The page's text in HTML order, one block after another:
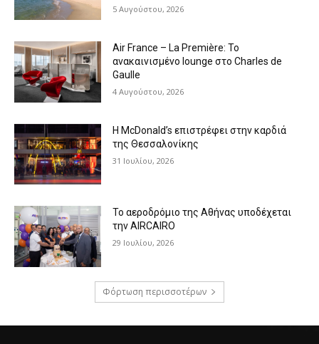
5 Αυγούστου, 2026
Air France – La Première: Το
ανακαινισμένο lounge στο Charles de
Gaulle
4 Αυγούστου, 2026
Η McDonald’s επιστρέφει στην καρδιά
της Θεσσαλονίκης
31 Ιουλίου, 2026
Το αεροδρόμιο της Αθήνας υποδέχεται
την AIRCAIRO
29 Ιουλίου, 2026
Φόρτωση περισσοτέρων